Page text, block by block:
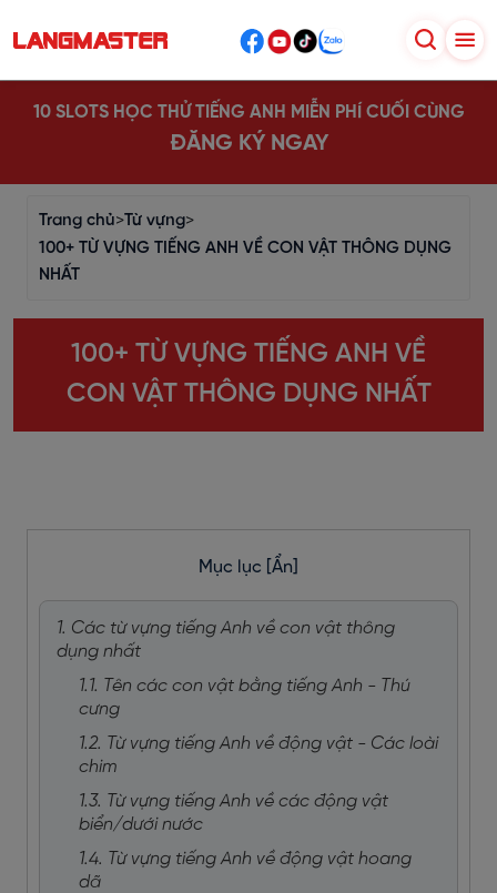
10 SLOTS HỌC THỬ TIẾNG ANH MIỄN PHÍ CUỐI CÙNG
ĐĂNG KÝ NGAY
Trang chủ>Từ vựng>
100+ TỪ VỰNG TIẾNG ANH VỀ CON VẬT THÔNG DỤNG
NHẤT
100+ TỪ VỰNG TIẾNG ANH VỀ
CON VẬT THÔNG DỤNG NHẤT
Mục lục [Ẩn]
1. Các từ vựng tiếng Anh về con vật thông
dụng nhất
1.1. Tên các con vật bằng tiếng Anh - Thú
cưng
1.2. Từ vựng tiếng Anh về động vật - Các loài
chim
1.3. Từ vựng tiếng Anh về các động vật
biển/dưới nước
1.4. Từ vựng tiếng Anh về động vật hoang
dã